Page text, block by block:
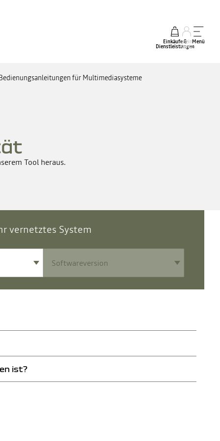
Einkäufe &
Dienstleistungen
mein
Konto
Menü
für Multimediasysteme
Tool heraus.
vernetztes System
ist?